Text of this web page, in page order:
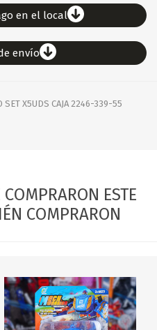
en el local
envío
SET X5UDS CAJA 2246-339-55
ESTE
COMPRARON